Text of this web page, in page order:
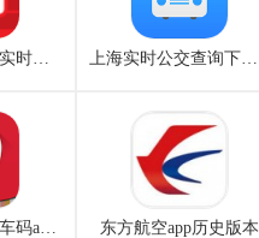
无锡公交车到站实时查询app 上海实时公交查询下载官网最新版
上海公共交通乘车码app下载安卓最新版 东方航空app历史版本